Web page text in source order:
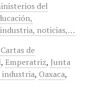
del
noticias,…
Cartas de
, Emperatriz, Junta
industria, Oaxaca,